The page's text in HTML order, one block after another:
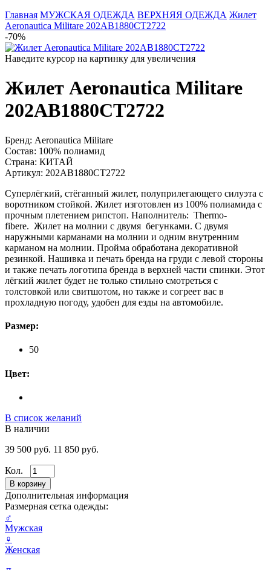
Главная МУЖСКАЯ ОДЕЖДА ВЕРХНЯЯ ОДЕЖДА Жилет
Aeronautica Militare 202AB1880CT2722
-70%
Наведите курсор на картинку для увеличения
Жилет Aeronautica Militare
202AB1880CT2722
Бренд: Aeronautica Militare
Состав: 100% полиамид
Страна: КИТАЙ
Артикул: 202AB1880CT2722
Суперлёгкий, стёганный жилет, полуприлегающего силуэта с
воротником стойкой. Жилет изготовлен из 100% полиамида с
прочным плетением рипстоп. Наполнитель: Thermo-
fibere. Жилет на молнии с двумя бегунками. С двумя
наружными карманами на молнии и одним внутренним
карманом на молнии. Пройма обработана декоративной
резинкой. Нашивка и печать бренда на груди с левой стороны
и также печать логотипа бренда в верхней части спинки. Этот
лёгкий жилет будет не только стильно смотреться с
толстовкой или свитшотом, но также и согреет вас в
прохладную погоду, удобен для езды на автомобиле.
Размер:
50
Цвет:
В список желаний
В наличии
39 500 руб. 11 850 руб.
Кол.
Дополнительная информация
Размерная сетка одежды:
♂
Мужская
♀
Женская